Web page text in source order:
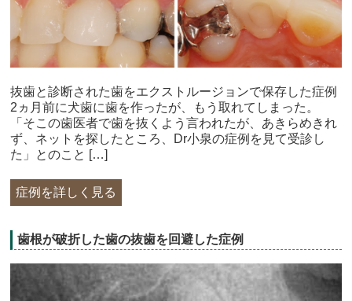
抜歯と診断された歯をエクストルージョンで保存した症例
2ヵ月前に犬歯に歯を作ったが、もう取れてしまった。
「そこの歯医者で歯を抜くよう言われたが、あきらめきれ
ず、ネットを探したところ、Dr小泉の症例を見て受診し
た」とのこと […]
症例を詳しく見る
歯根が破折した歯の抜歯を回避した症例